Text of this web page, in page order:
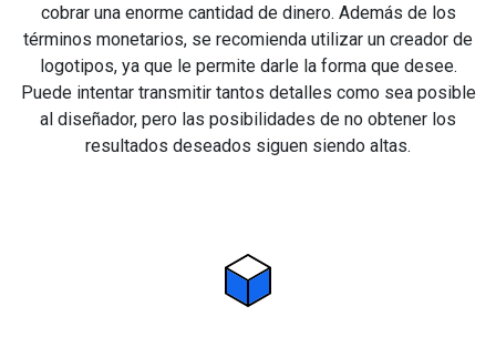
cobrar una enorme cantidad de dinero. Además de los
términos monetarios, se recomienda utilizar un creador de
logotipos, ya que le permite darle la forma que desee.
Puede intentar transmitir tantos detalles como sea posible
al diseñador, pero las posibilidades de no obtener los
resultados deseados siguen siendo altas.